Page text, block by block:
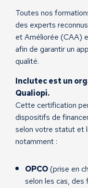
Toutes nos
des experts
et Améliorée (CAA)
afin de garantir un
qualité.
Inclutec est un
Qualiopi.
Cette certification
dispositifs de
selon votre statut et
notamment :
OPCO(prise en
selon les cas, des